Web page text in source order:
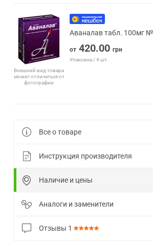
Внешний вид товара
может отличаться от
фотографии
Аваналав табл. 100мг
от 420.00 грн
Упаковка / 4 шт.
Все о товаре
Инструкция производителя
Наличие и цены
Аналоги и заменители
Отзывы 1